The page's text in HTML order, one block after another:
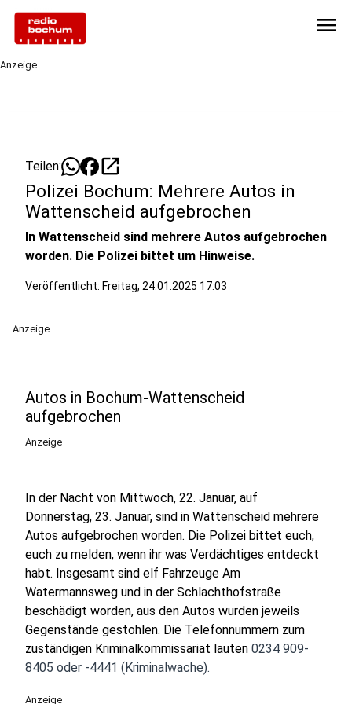
menu
Anzeige
Teilen: open_in_new
Polizei Bochum: Mehrere Autos in
Wattenscheid aufgebrochen
In Wattenscheid sind mehrere Autos aufgebrochen
worden. Die Polizei bittet um Hinweise.
Veröffentlicht: Freitag, 24.01.2025 17:03
Anzeige
Autos in Bochum-Wattenscheid
aufgebrochen
Anzeige
In der Nacht von Mittwoch, 22. Januar, auf
Donnerstag, 23. Januar, sind in Wattenscheid mehrere
Autos aufgebrochen worden. Die Polizei bittet euch,
euch zu melden, wenn ihr was Verdächtiges entdeckt
habt. Insgesamt sind elf Fahrzeuge Am
Watermannsweg und in der Schlachthofstraße
beschädigt worden, aus den Autos wurden jeweils
Gegenstände gestohlen. Die Telefonnummern zum
zuständigen Kriminalkommissariat lauten 0234 909-
8405 oder -4441 (Kriminalwache).
Anzeige